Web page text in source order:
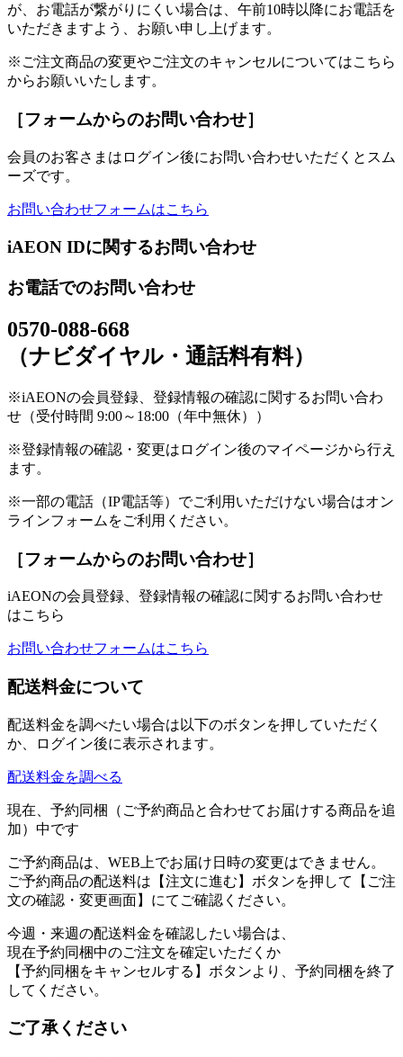
が、お電話が繋がりにくい場合は、午前10時以降にお電話を
いただきますよう、お願い申し上げます。
※ご注文商品の変更やご注文のキャンセルについてはこちら
からお願いいたします。
［フォームからのお問い合わせ］
会員のお客さまはログイン後にお問い合わせいただくとスム
ーズです。
お問い合わせフォームはこちら
iAEON IDに関するお問い合わせ
お電話でのお問い合わせ
0570-088-668
（ナビダイヤル・通話料有料）
※iAEONの会員登録、登録情報の確認に関するお問い合わ
せ（受付時間 9:00～18:00（年中無休））
※登録情報の確認・変更はログイン後のマイページから行え
ます。
※一部の電話（IP電話等）でご利用いただけない場合はオン
ラインフォームをご利用ください。
［フォームからのお問い合わせ］
iAEONの会員登録、登録情報の確認に関するお問い合わせ
はこちら
お問い合わせフォームはこちら
配送料金について
配送料金を調べたい場合は以下のボタンを押していただく
か、ログイン後に表示されます。
配送料金を調べる
現在、予約同梱（ご予約商品と合わせてお届けする商品を追
加）中です
ご予約商品は、WEB上でお届け日時の変更はできません。
ご予約商品の配送料は【注文に進む】ボタンを押して【ご注
文の確認・変更画面】にてご確認ください。
今週・来週の配送料金を確認したい場合は、
現在予約同梱中のご注文を確定いただくか
【予約同梱をキャンセルする】ボタンより、予約同梱を終了
してください。
ご了承ください